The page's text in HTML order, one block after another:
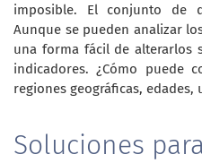
imposible. El conjunto de
Aunque se pueden analizar
una forma fácil de alterarlos
indicadores. ¿Cómo puede
regiones geográficas, edades,
Soluciones